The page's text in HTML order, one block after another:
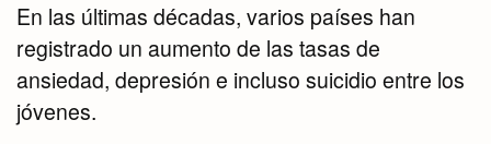
En las últimas décadas, varios países han
registrado un aumento de las tasas de
ansiedad, depresión e incluso suicidio entre los
jóvenes.